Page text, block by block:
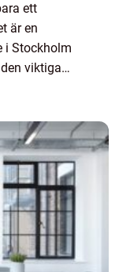
ett
är en
i Stockholm
viktiga